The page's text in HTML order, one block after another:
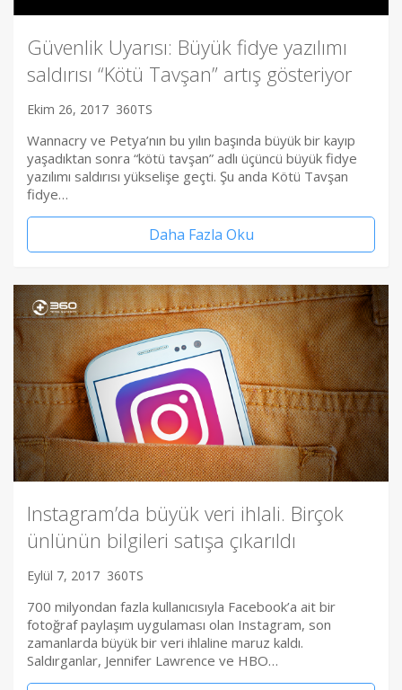
Güvenlik Uyarısı: Büyük fidye yazılımı
saldırısı “Kötü Tavşan” artış gösteriyor
Ekim 26, 2017 360TS
Wannacry ve Petya’nın bu yılın başında büyük bir kayıp
yaşadıktan sonra “kötü tavşan” adlı üçüncü büyük fidye
yazılımı saldırısı yükselişe geçti. Şu anda Kötü Tavşan
fidye…
Daha Fazla Oku
Instagram’da büyük veri ihlali. Birçok
ünlünün bilgileri satışa çıkarıldı
Eylül 7, 2017 360TS
700 milyondan fazla kullanıcısıyla Facebook’a ait bir
fotoğraf paylaşım uygulaması olan Instagram, son
zamanlarda büyük bir veri ihlaline maruz kaldı.
Saldırganlar, Jennifer Lawrence ve HBO…